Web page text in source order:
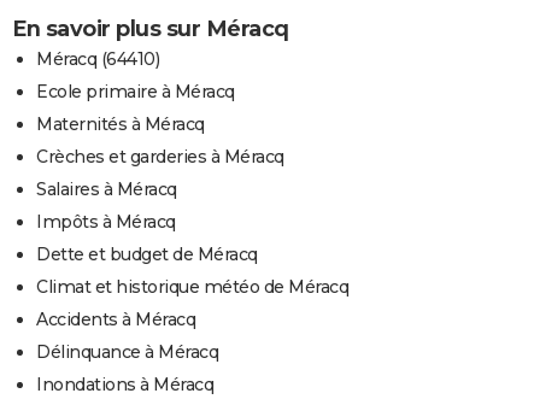
En savoir plus sur Méracq
Méracq (64410)
Ecole primaire à Méracq
Maternités à Méracq
Crèches et garderies à Méracq
Salaires à Méracq
Impôts à Méracq
Dette et budget de Méracq
Climat et historique météo de Méracq
Accidents à Méracq
Délinquance à Méracq
Inondations à Méracq